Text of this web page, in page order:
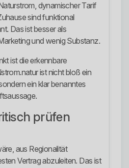
dynamischer Tarif
sind funktional
Das ist besser als
und wenig Substanz.
ist die erkennbare
ist nicht bloß ein
ein klar benanntes
prüfen
aus Regionalität
Vertrag abzuleiten. Das ist